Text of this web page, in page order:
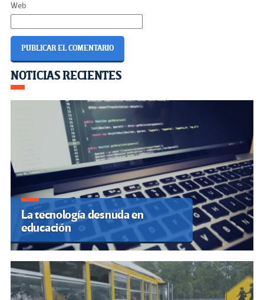
Web
Navegación
de
entradas
NOTICIAS RECIENTES
La tecnología desnuda en
educación